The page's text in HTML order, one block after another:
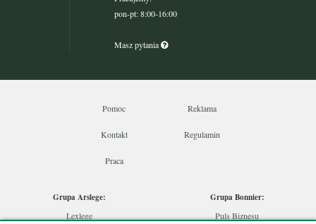
pon-pt: 8:00-16:00
Masz pytania
Pomoc Reklama
Kontakt Regulamin
Praca
Grupa Arslege:
Lexlege
Grupa Bonnier:
Puls Biznesu